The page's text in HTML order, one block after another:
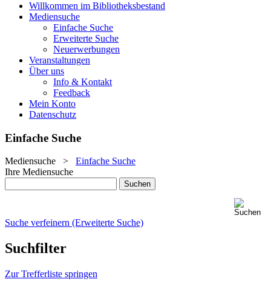
Willkommen im Bibliotheksbestand
Mediensuche
Einfache Suche
Erweiterte Suche
Neuerwerbungen
Veranstaltungen
Über uns
Info & Kontakt
Feedback
Mein Konto
Datenschutz
Einfache Suche
Mediensuche > Einfache Suche
Ihre Mediensuche
Suche verfeinern (Erweiterte Suche)
Suchfilter
Zur Trefferliste springen